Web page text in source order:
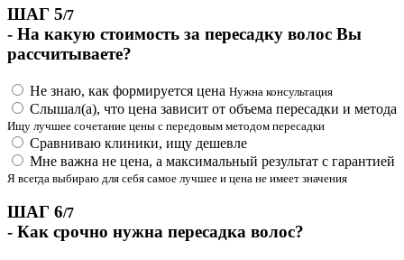
ШАГ 5/7
- На какую стоимость за пересадку волос Вы
рассчитываете?
Не знаю, как формируется цена Нужна консультация
Слышал(а), что цена зависит от объема пересадки и метода
Ищу лучшее сочетание цены с передовым методом пересадки
Сравниваю клиники, ищу дешевле
Мне важна не цена, а максимальный результат с гарантией
Я всегда выбираю для себя самое лучшее и цена не имеет значения
ШАГ 6/7
- Как срочно нужна пересадка волос?